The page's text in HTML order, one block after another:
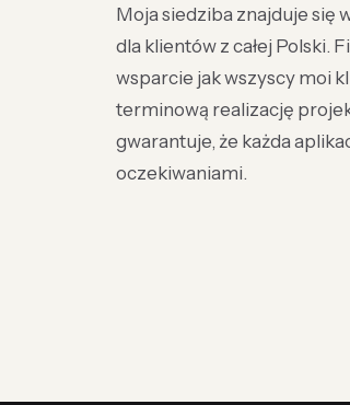
Moja siedziba znajduje się
dla klientów z całej Polski.
wsparcie jak wszyscy moi
terminową realizację
gwarantuje, że każda
oczekiwaniami.